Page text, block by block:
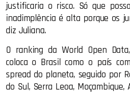
justificaria o risco. Só que
inadimplência é alta porque os
diz Juliana.
O ranking da World Open
coloca o Brasil como o país
spread do planeta, seguido por
do Sul, Serra Leoa, Moçambique,